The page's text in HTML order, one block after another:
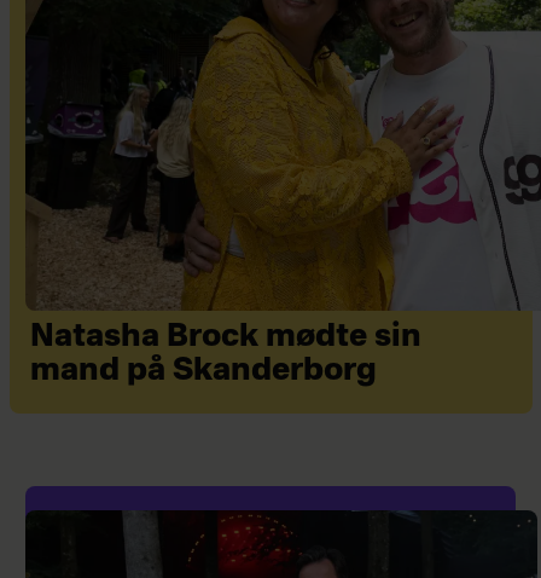
Natasha Brock mødte sin
mand på Skanderborg